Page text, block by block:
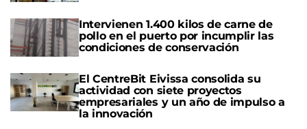
Intervienen 1.400 kilos de carne de
pollo en el puerto por incumplir las
condiciones de conservación
El CentreBit Eivissa consolida su
actividad con siete proyectos
empresariales y un año de impulso a
la innovación